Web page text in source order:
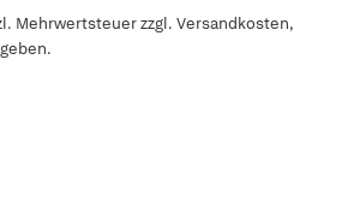
Mehrwertsteuer zzgl. Versandkosten,